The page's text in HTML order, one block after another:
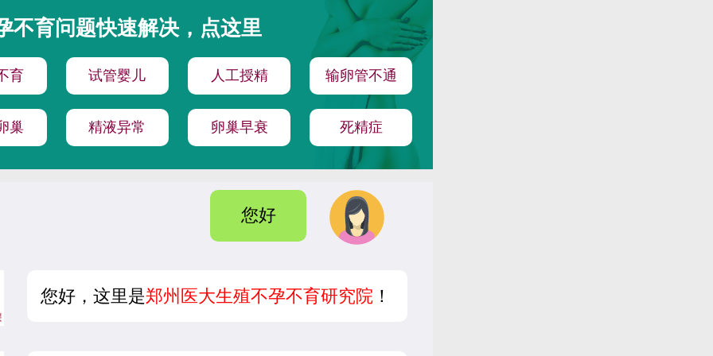
不育问题快速解决，点这里
育 试管婴儿 人工授精 输卵管不通
巢 精液异常 卵巢早衰 死精症
您好
您好，这里是郑州医大生殖不孕不育研究院 ！